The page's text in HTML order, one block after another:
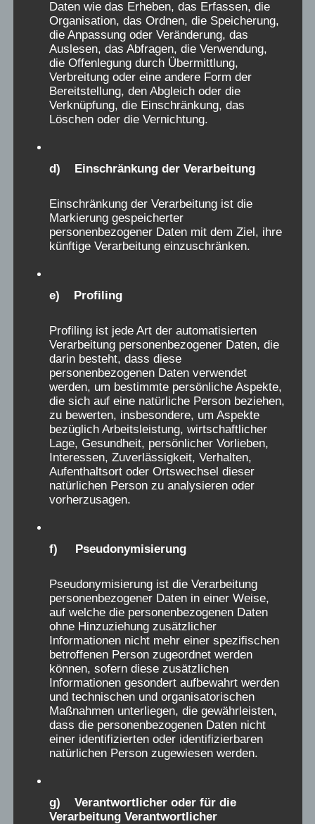
Jugendamtsbeschwerdeakten über den
Mangel an Toiletten, Fachpersonal, das
schlechte Essen, den mangelnden Spielraum,
NS-Reliquien zu Vorstellungen von strafender
Erziehung, in historischen Fachbüchern, sowie
Beschwerdebriefe, und Erinnerungen damals
erwachsener Zeitzeugen, sowie Belege für
illegale medizinische Handlungen und
pharmazeutische Testungen, zeugen davon,
Erinnerungen der Verschickungskinder keine
Phantomgespenster sind. Keine positive
Erinnerung kann und darf das relativieren. Das
Forschungsziel muss heute, oft mehr als 50
Jahre nach den Taten, sein, die Ursachen und
Bedingungen dieser Gewalt in den
objektiv aufzuklären, allen Hintergründen
nachzugehen und genaueste Analyse zu
betreiben.
Anja Röhl, Christiane Dienel, für denAEKV
, dem wissenschaftlichen Begleitverein der
Initiative Verschickungskinder e.V.
13.07.2025
Verschickungsheim:Sancta Maria, Borkum
Zeitraum (Jahr):1987
Ich war 1987 mit 13 Jahren 6 Wochen lang zur
Kur im katholischen Heim Sancta Maria auf
Borkum und habe die Zeit aufgrund der
unglaublich netten, engagierten und
herzlichen Betreuerinnen als eine sehr gute
Zeit in Erinnerung. Ich kam aus einer
Missbrauchssituation und die Betreuerinnen
gaben mir soviel Liebe, Halt und Hilfe, dass
ich mich ihnen anvertrauen konnte und im
Anschluss dann in eine Pflegefamile kam. Ich
Daten wie das Erheben, das Erfassen, die
Organisation, das Ordnen, die Speicherung,
die Anpassung oder Veränderung, das
Auslesen, das Abfragen, die Verwendung,
die Offenlegung durch Übermittlung,
Verbreitung oder eine andere Form der
Bereitstellung, den Abgleich oder die
Verknüpfung, die Einschränkung, das
Löschen oder die Vernichtung.
d) Einschränkung der Verarbeitung
Einschränkung der Verarbeitung ist die
Markierung gespeicherter
personenbezogener Daten mit dem Ziel, ihre
künftige Verarbeitung einzuschränken.
e) Profiling
Profiling ist jede Art der automatisierten
Verarbeitung personenbezogener Daten, die
darin besteht, dass diese
personenbezogenen Daten verwendet
werden, um bestimmte persönliche Aspekte,
die sich auf eine natürliche Person beziehen,
zu bewerten, insbesondere, um Aspekte
bezüglich Arbeitsleistung, wirtschaftlicher
Lage, Gesundheit, persönlicher Vorlieben,
Interessen, Zuverlässigkeit, Verhalten,
Aufenthaltsort oder Ortswechsel dieser
natürlichen Person zu analysieren oder
vorherzusagen.
f) Pseudonymisierung
Pseudonymisierung ist die Verarbeitung
personenbezogener Daten in einer Weise,
auf welche die personenbezogenen Daten
ohne Hinzuziehung zusätzlicher
Informationen nicht mehr einer spezifischen
betroffenen Person zugeordnet werden
können, sofern diese zusätzlichen
Informationen gesondert aufbewahrt werden
und technischen und organisatorischen
Maßnahmen unterliegen, die gewährleisten,
dass die personenbezogenen Daten nicht
einer identifizierten oder identifizierbaren
natürlichen Person zugewiesen werden.
g) Verantwortlicher oder für die
Verarbeitung Verantwortlicher